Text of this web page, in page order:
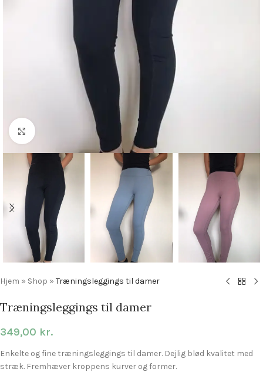
Click to enlarge
Hjem » Shop » Træningsleggings til damer
Træningsleggings til damer
349,00 kr.
Enkelte og fine træningsleggings til damer. Dejlig blød kvalitet med
stræk. Fremhæver kroppens kurver og former.